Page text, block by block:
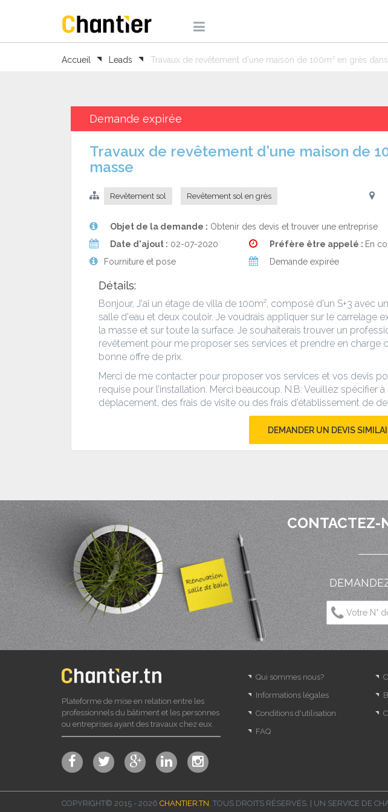
Accueil Leads Travaux de revêtement d'une maison de 100m² en grès
Demande expirée
Travaux de revêtement d'une maison de 100m² en grès dans la
masse
Revêtement sol Revêtement sol en grès
Objet de la demande : Obtenir des devis et trouver une entreprise
Date d'ajout : 02-07-2020 Préfère être appelé : En
Fourniture et pose
Demande expirée
Détails:
Bonjour, J'ai un étage de villa de 100m², composé d'un S+3 avec
salle d'eau et deux couloir. Je voudrais appliquer sur le carrelage
la masse et sur toute la surface. Je souhaiterais trouver un
revêtement pour me proposer ses services et prendre en charge
bonne offre de prix.
Merci de me contacter pour proposer vos services et vos devis
requise pour l’installation. Merci beaucoup. N.B: Veuillez spécifier
déplacement, des frais de visite ou des frais d’établissement de
DEMANDER UN DEVIS
CONTACTEZ-
Plateforme de mise en relation entre les
professionnels du bâtiment et les personnes
ou entreprises ayant des travaux chez eux.
Qui sommes nous?
Informations légales
Conditions d'utilisation
FAQ
COPYRIGHT© 2015 - 2026 CHANTIER.TN, TOUS DROITS RÉSERVÉS. | UN SERVICE DE